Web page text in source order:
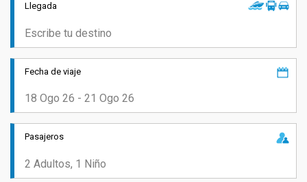
Llegada
Fecha de viaje
Pasajeros